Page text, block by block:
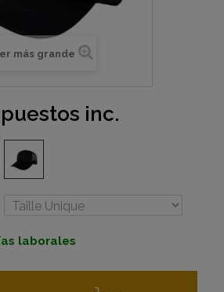
más grande
inc.
laborales